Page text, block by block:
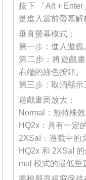
按下 「Alt + Enter
是進入當前螢幕解
垂直螢幕模式：
第一步：進入遊戲
第二步：將遊戲
右端的綠色按鈕。
第三步：取消顯示
遊戲畫面放大：
Normal：無特殊
HQ2x：具有一定
2XSaI：遊戲中的
HQ2x 和 2XSaI
mal 模式的最低垂